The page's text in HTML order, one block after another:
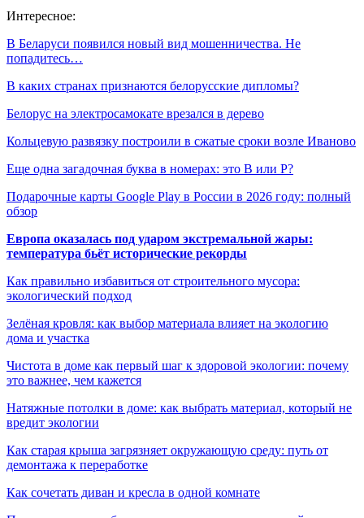
Интересное:
В Беларуси появился новый вид мошенничества. Не
попадитесь…
В каких странах признаются белорусские дипломы?
Белорус на электросамокате врезался в дерево
Кольцевую развязку построили в сжатые сроки возле Иваново
Еще одна загадочная буква в номерах: это В или Р?
Подарочные карты Google Play в России в 2026 году: полный
обзор
Европа оказалась под ударом экстремальной жары:
температура бьёт исторические рекорды
Как правильно избавиться от строительного мусора:
экологический подход
Зелёная кровля: как выбор материала влияет на экологию
дома и участка
Чистота в доме как первый шаг к здоровой экологии: почему
это важнее, чем кажется
Натяжные потолки в доме: как выбрать материал, который не
вредит экологии
Как старая крыша загрязняет окружающую среду: путь от
демонтажа к переработке
Как сочетать диван и кресла в одной комнате